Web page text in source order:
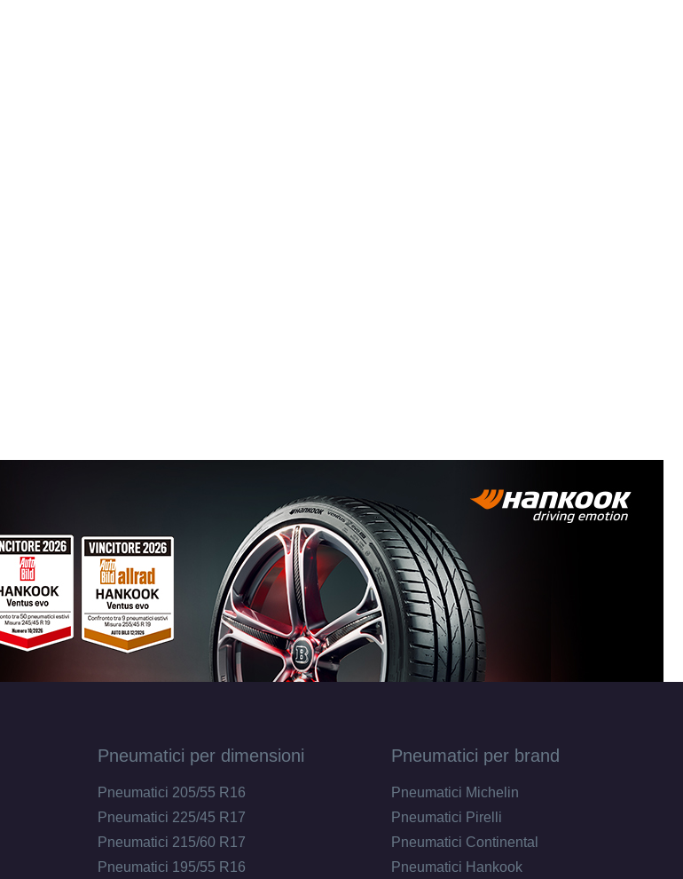
Pneumatici per dimensioni
Pneumatici 205/55 R16
Pneumatici 225/45 R17
Pneumatici 215/60 R17
Pneumatici 195/55 R16
Pneumatici per brand
Pneumatici Michelin
Pneumatici Pirelli
Pneumatici Continental
Pneumatici Hankook